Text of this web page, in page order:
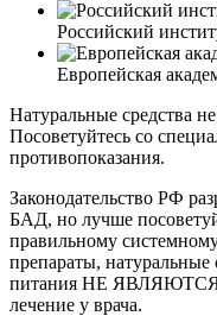
Российский
Европейская
Натуральные средства
Посоветуйтесь со
противопоказания.
Законодательство РФ
БАД, но лучше
правильному
препараты, натуральные
питания НЕ
лечение у врача.